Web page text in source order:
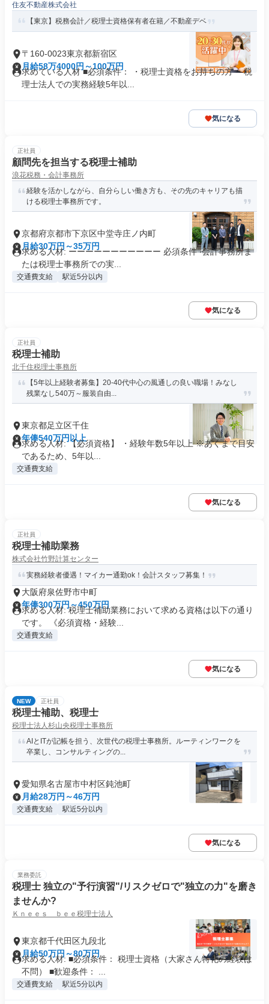
住友不動産株式会社
【東京】税務会計／税理士資格保有者在籍／不動産デベ
〒160-0023東京都新宿区
月給58万4000円～100万円
求めている人材 ■必須条件： ・税理士資格をお持ちの方 ・税
理士法人での実務経験5年以...
気になる
正社員
顧問先を担当する税理⼠補助
浪花税務・会計事務所
経験を活かしながら、⾃分らしい働き⽅も、その先のキャリアも描
ける税理⼠事務所です。
京都府京都市下京区中堂寺庄ノ内町
月給30万円～35万円
求める人材: ーーーーーーーーーーー 必須条件 ‧会計事務所ま
たは税理⼠事務所での実...
交通費支給 駅近5分以内
気になる
正社員
税理士補助
北千住税理士事務所
【5年以上経験者募集】20-40代中心の風通しの良い職場！みなし
残業なし540万～服装自由...
東京都足立区千住
年俸540万円以上
求める人材: 【必須資格】 ・経験年数5年以上 ※あくまで目安
であるため、5年以...
交通費支給
気になる
正社員
税理士補助業務
株式会社竹野計算センター
実務経験者優遇！マイカー通勤ok！会計スタッフ募集！
大阪府泉佐野市中町
年俸300万円～450万円
求める人材: 税理士補助業務において求める資格は以下の通り
です。 《必須資格・経験...
交通費支給
気になる
NEW 正社員
税理士補助、税理士
税理士法人杉山央税理士事務所
AIとITが記帳を担う、次世代の税理士事務所。ルーティンワークを
卒業し、コンサルティングの...
愛知県名古屋市中村区鈍池町
月給28万円～46万円
交通費支給 駅近5分以内
気になる
業務委託
税理士 独立の"予行演習"/リスクゼロで"独立の力"を磨き
ませんか?
Ｋｎｅｅｓ ｂｅｅ税理士法人
東京都千代田区九段北
月給50万円～80万円
求める人材: ■必須条件： 税理士資格（大家さん特化の経験は
不問） ■歓迎条件： ...
交通費支給 駅近5分以内